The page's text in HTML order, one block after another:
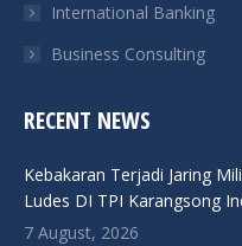
International Banking
Business Consulting
RECENT NEWS
Kebakaran Terjadi Jaring
Ludes DI TPI Karangsong
7 August, 2026